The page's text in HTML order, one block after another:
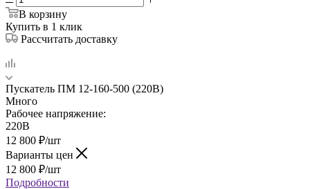
В корзину
Купить в 1 клик
Рассчитать доставку
Пускатель ПМ 12-160-500 (220В)
Много
Рабочее напряжение:
220В
12 800 ₽/шт
Варианты цен
12 800 ₽/шт
Подробности